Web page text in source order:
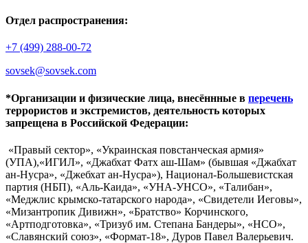
Отдел распространения:
+7 (499) 288-00-72
sovsek@sovsek.com
*Организации и физические лица, внесённные в перечень
террористов и экстремистов, деятельность которых
запрещена в Российской Федерации:
«Правый сектор», «Украинская повстанческая армия»
(УПА),«ИГИЛ», «Джабхат Фатх аш-Шам» (бывшая «Джабхат
ан-Нусра», «Джебхат ан-Нусра»), Национал-Большевистская
партия (НБП), «Аль-Каида», «УНА-УНСО», «Талибан»,
«Меджлис крымско-татарского народа», «Свидетели Иеговы»,
«Мизантропик Дивижн», «Братство» Корчинского,
«Артподготовка», «Тризуб им. Степана Бандеры», «НСО»,
«Славянский союз», «Формат-18», Дуров Павел Валерьевич.